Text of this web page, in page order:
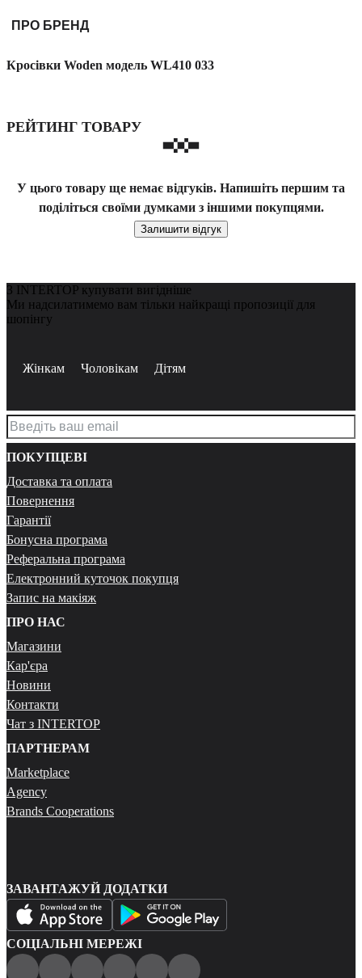
ПРО БРЕНД
Кросівки Woden модель WL410 033
РЕЙТИНГ ТОВАРУ
У цього товару ще немає відгуків. Напишіть першим та
поділіться своїми думками з іншими покупцями.
Залишити відгук
З INTERTOP купувати вигідніше
Ми надсилатимемо вам тільки найкращі пропозиції для
шопінгу
Жінкам Чоловікам Дітям
ПОКУПЦЕВІ
Доставка та оплата
Повернення
Гарантії
Бонусна програма
Реферальна програма
Електронний куточок покупця
Запис на макіяж
ПРО НАС
Магазини
Кар'єра
Новини
Контакти
Чат з INTERTOP
ПАРТНЕРАМ
Marketplace
Agency
Brands Cooperations
ЗАВАНТАЖУЙ ДОДАТКИ
СОЦІАЛЬНІ МЕРЕЖІ